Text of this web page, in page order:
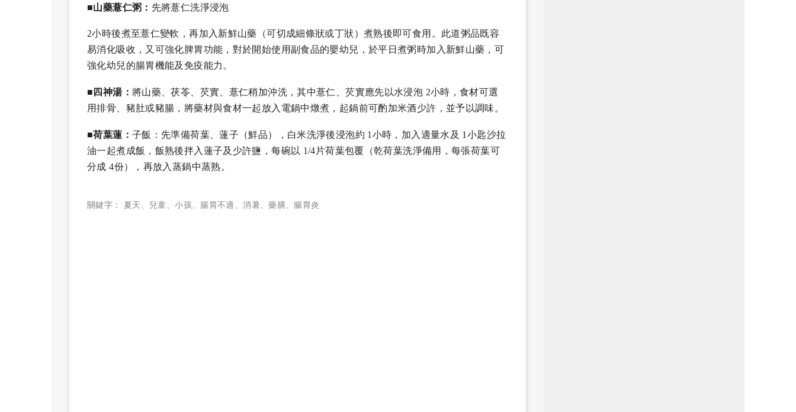
■山藥薏仁粥： 先將薏仁洗淨浸泡
2小時後煮至薏仁變軟，再加入新鮮山藥（可切成細條狀或丁狀）煮熟後即可食用。此道粥品既容
易消化吸收，又可強化脾胃功能，對於開始使用副食品的嬰幼兒，於平日煮粥時加入新鮮山藥，可
強化幼兒的腸胃機能及免疫能力。
■四神湯： 將山藥、茯苓、芡實、薏仁稍加沖洗，其中薏仁、芡實應先以水浸泡 2小時，食材可選
用排骨、豬肚或豬腸，將藥材與食材一起放入電鍋中燉煮，起鍋前可酌加米酒少許，並予以調味。
■荷葉蓮： 子飯：先準備荷葉、蓮子（鮮品），白米洗淨後浸泡約 1小時，加入適量水及 1小匙沙拉
油一起煮成飯，飯熟後拌入蓮子及少許鹽，每碗以 1/4片荷葉包覆（乾荷葉洗淨備用，每張荷葉可
分成 4份），再放入蒸鍋中蒸熟。
關鍵字： 夏天 、 兒童、小孩、 腸胃不適 、消暑、藥膳、 腸胃炎